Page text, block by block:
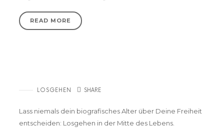
READ MORE
LOSGEHEN SHARE
Lass niemals dein biografisches Alter über Deine Freiheit
entscheiden: Losgehen in der Mitte des Lebens.